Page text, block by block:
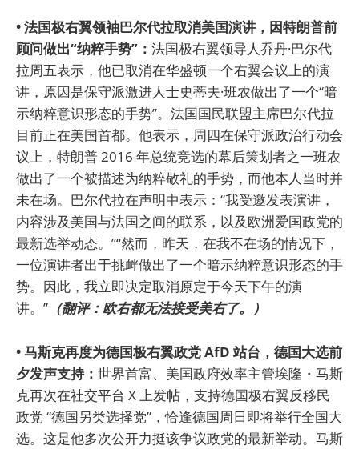
• 法国极右翼领袖巴尔代拉取消美国演讲，因特朗普前
顾问做出“纳粹手势”： 法国极右翼领导人乔丹·巴尔代
拉周五表示，他已取消在华盛顿一个右翼会议上的演
讲，原因是保守派激进人士史蒂夫·班农做出了一个“暗
示纳粹意识形态的手势”。法国国民联盟主席巴尔代拉
目前正在美国首都。他表示，周四在保守派政治行动会
议上，特朗普 2016 年总统竞选的幕后策划者之一班农
做出了一个被描述为纳粹敬礼的手势，而他本人当时并
未在场。巴尔代拉在声明中表示：“我受邀发表演讲，
内容涉及美国与法国之间的联系，以及欧洲爱国政党的
最新选举动态。”“然而，昨天，在我不在场的情况下，
一位演讲者出于挑衅做出了一个暗示纳粹意识形态的手
势。因此，我立即决定取消原定于今天下午的演
讲。” （翻评：欧右都无法接受美右了。）
• 马斯克再度为德国极右翼政党 AfD 站台，德国大选前
夕发声支持： 世界首富、美国政府效率主管埃隆・马斯
克再次在社交平台 X 上发帖，支持德国极右翼反移民
政党 “德国另类选择党”，恰逢德国周日即将举行全国大
选。这是他多次公开力挺该争议政党的最新举动。马斯